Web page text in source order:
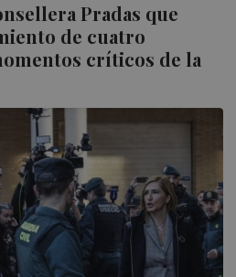
Pradas que
de cuatro
críticos de la